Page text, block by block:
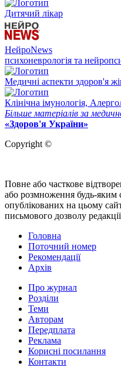
Дитячий лікар
НейроNews
психоневрологія та
Медичні аспекти здоров'я
Клінічна імунологія,
Більше матеріалів за
«Здоров'я України»
Copyright ©
Повне або часткове
або розмноження будь-яким
опублікованих на цьому
письмового дозволу
Головна
Поточний номер
Рекомендації
Архів
Про журнал
Розділи
Теми
Авторам
Передплата
Реклама
Корисні посилання
Контакти